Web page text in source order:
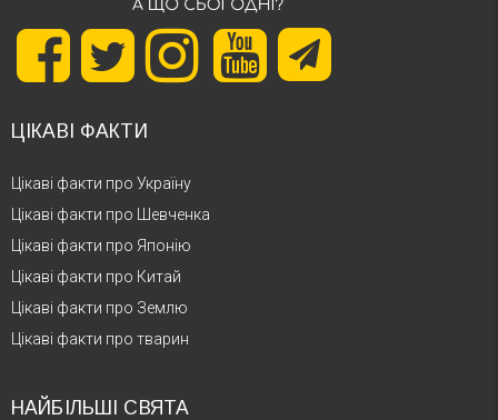
ЦІКАВІ ФАКТИ
Цікаві факти про Україну
Цікаві факти про Шевченка
Цікаві факти про Японію
Цікаві факти про Китай
Цікаві факти про Землю
Цікаві факти про тварин
НАЙБІЛЬШІ СВЯТА